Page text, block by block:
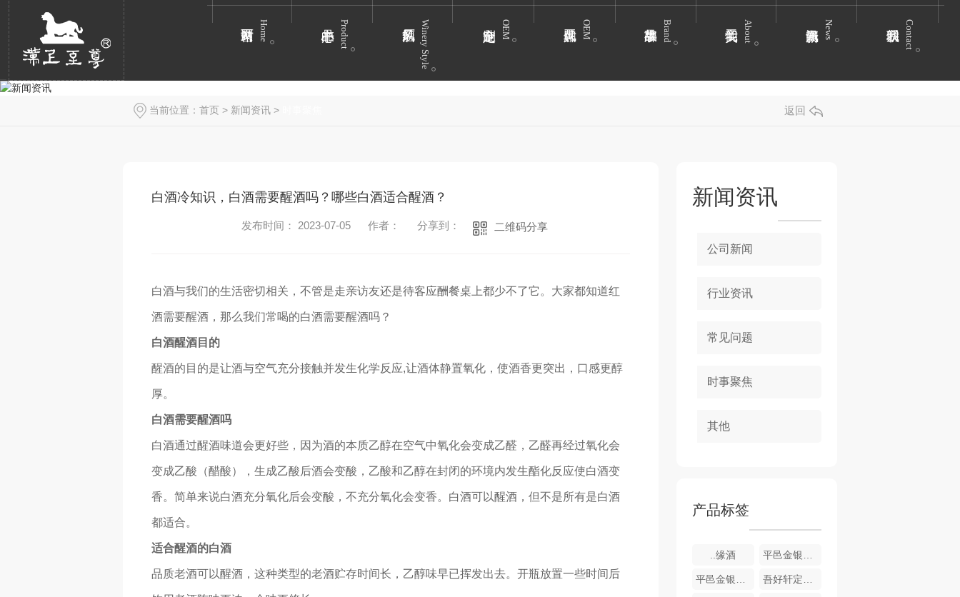
Home Product Winery Style OEM OEM Brand About News Contact
当前位置： 首页 > 新闻资讯 > 返回
白酒冷知识，白酒需要醒酒吗？哪些白酒适合醒酒？
发布时间： 2023-07-05 作者： 分享到： 二维码分享
白酒与我们的生活密切相关，不管是走亲访友还是待客应酬餐桌上都少不了它。大家都知道红
酒需要醒酒，那么我们常喝的白酒需要醒酒吗？
白酒醒酒目的
醒酒的目的是让酒与空气充分接触并发生化学反应,让酒体静置氧化，使酒香更突出，口感更醇
厚。
白酒需要醒酒吗
白酒通过醒酒味道会更好些，因为酒的本质乙醇在空气中氧化会变成乙醛，乙醛再经过氧化会
变成乙酸（醋酸），生成乙酸后酒会变酸，乙酸和乙醇在封闭的环境内发生酯化反应使白酒变
香。简单来说白酒充分氧化后会变酸，不充分氧化会变香。白酒可以醒酒，但不是所有是白酒
都适合。
适合醒酒的白酒
品质老酒可以醒酒，这种类型的老酒贮存时间长，乙醇味早已挥发出去。开瓶放置一些时间后
新闻资讯
公司新闻
行业资讯
常见问题
时事聚焦
其他
产品标签
..缘酒 平邑金银花酒-银花酿
平邑金银花酒-金花酿 吾好轩定制酒